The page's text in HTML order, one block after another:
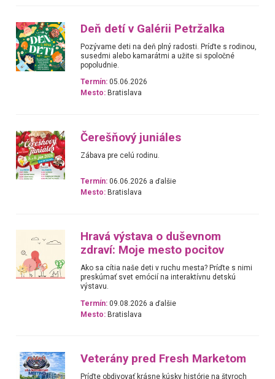
Deň detí v Galérii Petržalka
Pozývame deti na deň plný radosti. Príďte s rodinou,
susedmi alebo kamarátmi a užite si spoločné
popoludnie.
Termín: 05.06.2026
Mesto: Bratislava
Čerešňový juniáles
Zábava pre celú rodinu.
Termín: 06.06.2026 a ďalšie
Mesto: Bratislava
Hravá výstava o duševnom
zdraví: Moje mesto pocitov
Ako sa cítia naše deti v ruchu mesta? Príďte s nimi
preskúmať svet emócií na interaktívnu detskú
výstavu.
Termín: 09.08.2026 a ďalšie
Mesto: Bratislava
Veterány pred Fresh Marketom
Príďte obdivovať krásne kúsky histórie na štyroch